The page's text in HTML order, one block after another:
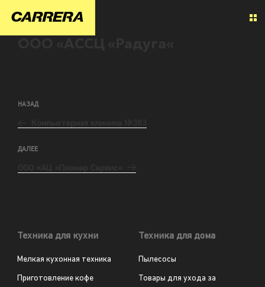
НАЗАД
ДАЛЕЕ
Техника для кухни
Мелкая кухонная техника
Приготовление кофе
Техника для дома
Пылесосы
Товары для ухода за